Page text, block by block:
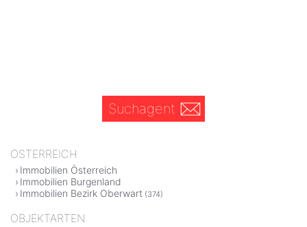
Suchagent
ÖSTERREICH
Immobilien Österreich
Immobilien Burgenland
Immobilien Bezirk Oberwart (374)
OBJEKTARTEN